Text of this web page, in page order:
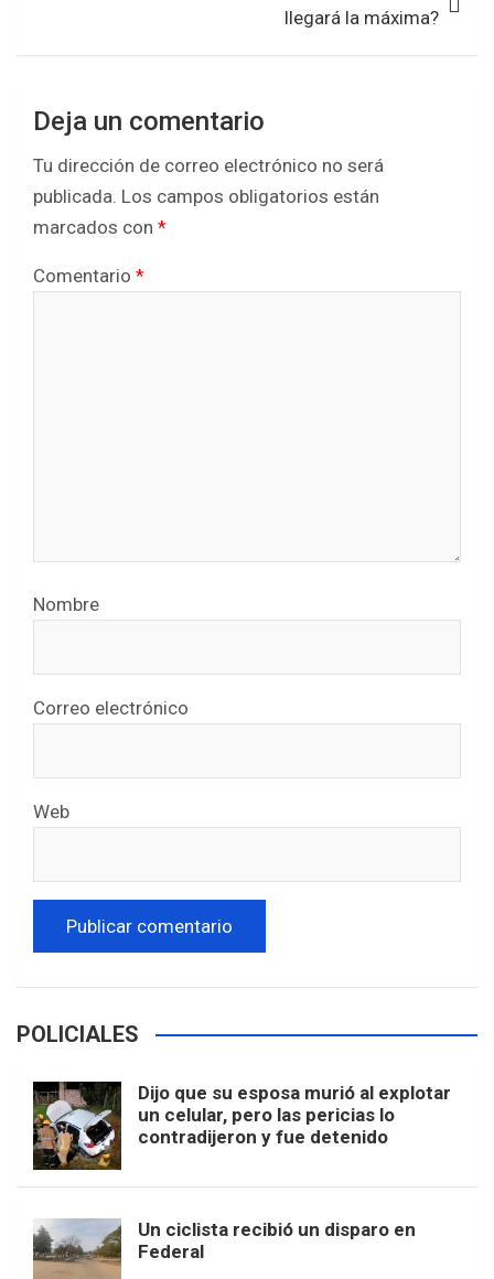
llegará la máxima?
Deja un comentario
Tu dirección de correo electrónico no será
publicada. Los campos obligatorios están
marcados con *
Comentario *
Nombre
Correo electrónico
Web
POLICIALES
Dijo que su esposa murió al explotar
un celular, pero las pericias lo
contradijeron y fue detenido
Un ciclista recibió un disparo en
Federal